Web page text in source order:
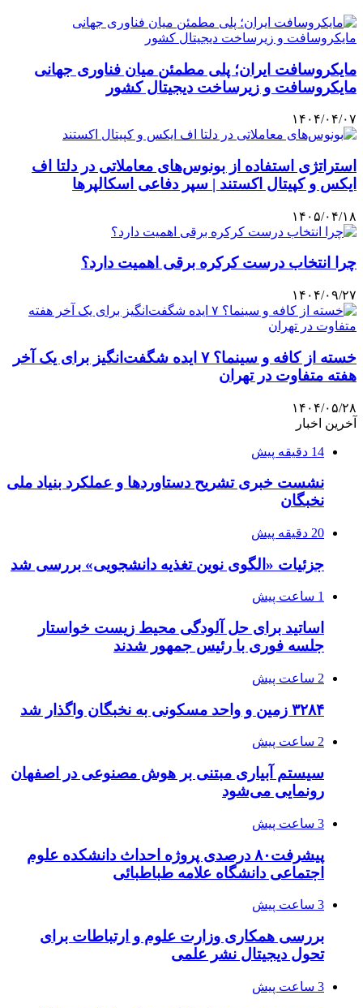
مایکروسافت ایران؛ پلی مطمئن میان فناوری جهانی
مایکروسافت و زیرساخت دیجیتال کشور
۱۴۰۴/۰۴/۰۷
استراتژی استفاده از بونوس‌های معاملاتی در دلتا اف
ایکس و کپیتال اکستند | سپر دفاعی اسکالپرها
۱۴۰۵/۰۴/۱۸
چرا انتخاب درست کرکره برقی اهمیت دارد؟
۱۴۰۴/۰۹/۲۷
خسته از کافه و سینما؟ ۷ ایده شگفت‌انگیز برای یک آخر
هفته متفاوت در تهران
۱۴۰۴/۰۵/۲۸
آخرین اخبار
14 دقیقه پیش
نشست خبری تشریح دستاوردها و عملکرد بنیاد ملی
نخبگان
20 دقیقه پیش
جزئیات «الگوی نوین تغذیه دانشجویی» بررسی شد
1 ساعت پیش
اساتید برای حل آلودگی محیط زیست خواستار
جلسه فوری با رئیس جمهور شدند
2 ساعت پیش
۳۲۸۴ زمین و واحد مسکونی به نخبگان واگذار شد
2 ساعت پیش
سیستم آبیاری مبتنی بر هوش مصنوعی در اصفهان
رونمایی می‌شود
3 ساعت پیش
پیشرفت۸۰ درصدی پروژه احداث دانشکده علوم
اجتماعی دانشگاه علامه طباطبائی
3 ساعت پیش
بررسی همکاری وزارت علوم و ارتباطات برای
تحول دیجیتال نشر علمی
3 ساعت پیش